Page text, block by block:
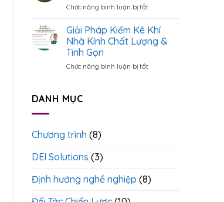
Quốc
Cáo
Đến
Chương
Ươm
Tạo
Cán
Chức năng bình luận bị tắtở
Cụ
Định
Án
Giải Pháp Kiểm Kê Khí
Nhà Kính Chất Lượng &
Tinh Gọn
Chức năng bình luận bị tắtở
Tinh
Gọn
DANH MỤC
Chương trình (8)
DEI Solutions (3)
Định hướng nghề nghiệp (8)